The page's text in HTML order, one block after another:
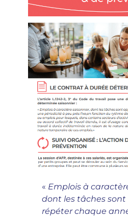
« Emplois à
dont les tâches sont
répéter chaque